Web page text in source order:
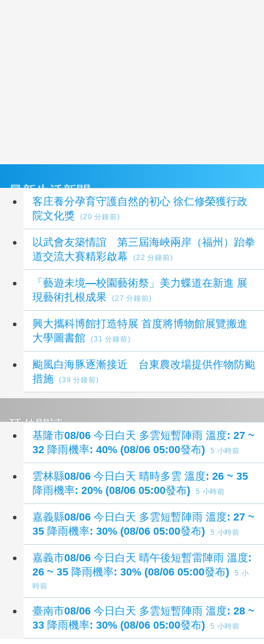
最新生活新聞
客庄養分孕育守護自然的初心 徐仁修榮獲行政
院文化獎
(20 分鐘前)
以武會友築情誼 第三屆海峽兩岸（福州）跆拳
道交流大賽精彩啟幕
(22 分鐘前)
「藝遊未境—校園藝術祭」美力蝶道在新進 展
現藝術扎根成果
(27 分鐘前)
興大攜科博館打造特展 首度將博物館展覽搬進
大學圖書館
(31 分鐘前)
颱風白海豚逐漸接近 台東農改場提供作物防颱
措施
(39 分鐘前)
延伸閱讀
基隆市08/06 今日白天 多雲短暫陣雨 溫度: 27 ~
32 降雨機率: 40% (08/06 05:00發布)
5 小時前
雲林縣08/06 今日白天 晴時多雲 溫度: 26 ~ 35
降雨機率: 20% (08/06 05:00發布)
5 小時前
嘉義縣08/06 今日白天 多雲短暫陣雨 溫度: 27 ~
35 降雨機率: 30% (08/06 05:00發布)
5 小時前
嘉義市08/06 今日白天 晴午後短暫雷陣雨 溫度:
26 ~ 35 降雨機率: 30% (08/06 05:00發布)
5 小
時前
臺南市08/06 今日白天 多雲短暫陣雨 溫度: 28 ~
33 降雨機率: 30% (08/06 05:00發布)
5 小時前